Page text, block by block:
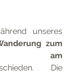
unseres
zum
am
Die